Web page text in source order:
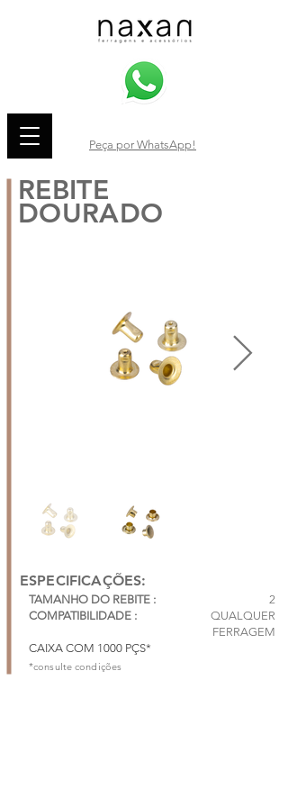
Peça por WhatsApp!
REBITE
DOURADO
ESPECIFICAÇÕES:
TAMANHO DO REBITE :
COMPATIBILIDADE :
2
QUALQUER
FERRAGEM
CAIXA COM 1000 PÇS*
*consulte condições